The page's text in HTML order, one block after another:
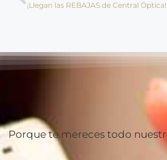
¡Llegan las REBAJAS de Central
Porque te mereces todo